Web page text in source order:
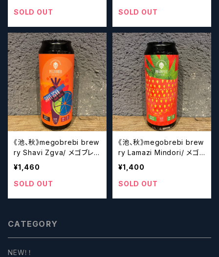
SOLD OUT
SOLD OUT
《池、秋》megobrebi brew
ry Shavi Zgva/ メゴブレビ
【クラフトビール】
¥1,460
SOLD OUT
《池、秋》megobrebi brew
ry Lamazi Mindori/ メゴ
ブレビ【クラフトビール】
¥1,400
SOLD OUT
CATEGORY
NEW！！